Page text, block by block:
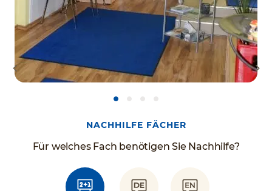
NACHHILFE FÄCHER
Für welches Fach benötigen Sie Nachhilfe?